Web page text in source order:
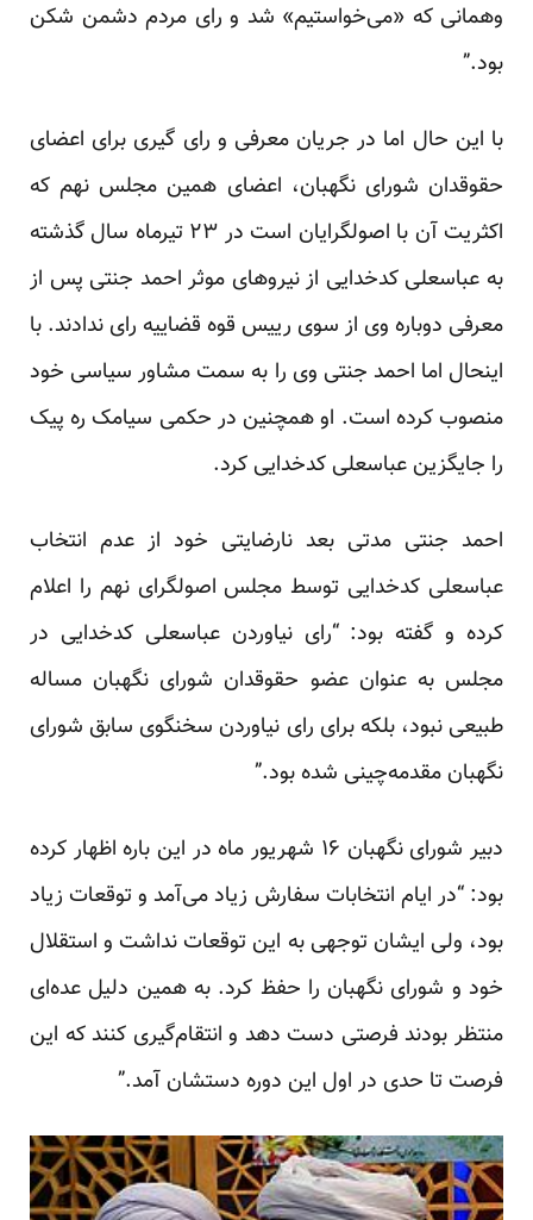
وهمانی که «می‌خواستیم» شد و رای مردم دشمن شکن
بود.”
با این حال اما در جریان معرفی و رای گیری برای اعضای
حقوقدان شورای نگهبان، اعضای همین مجلس نهم که
اکثریت آن با اصولگرایان است در ۲۳ تیرماه سال گذشته
به عباسعلی کدخدایی از نیروهای موثر احمد جنتی پس از
معرفی دوباره وی از سوی رییس قوه قضاییه رای ندادند. با
اینحال اما احمد جنتی وی را به سمت مشاور سیاسی خود
منصوب کرده است. او همچنین در حکمی سیامک ره پیک
را جایگزین عباسعلی کدخدایی کرد.
احمد جنتی مدتی بعد نارضایتی خود از عدم انتخاب
عباسعلی کدخدایی توسط مجلس اصولگرای نهم را اعلام
کرده و گفته بود: “رای نیاوردن عباسعلی کدخدایی در
مجلس به عنوان عضو حقوقدان شورای نگهبان مساله
طبیعی نبود، بلکه برای رای نیاوردن سخنگوی سابق شورای
نگهبان مقدمه‌چینی شده بود.”
دبیر شورای نگهبان ۱۶ شهریور ماه در این باره اظهار کرده
بود: “در ایام انتخابات سفارش زیاد می‌آمد و توقعات زیاد
بود، ولی ایشان توجهی به این توقعات نداشت و استقلال
خود و شورای نگهبان را حفظ کرد. به همین دلیل عده‌ای
منتظر بودند فرصتی دست دهد و انتقام‌گیری کنند که این
فرصت تا حدی در اول این دوره دستشان آمد.”